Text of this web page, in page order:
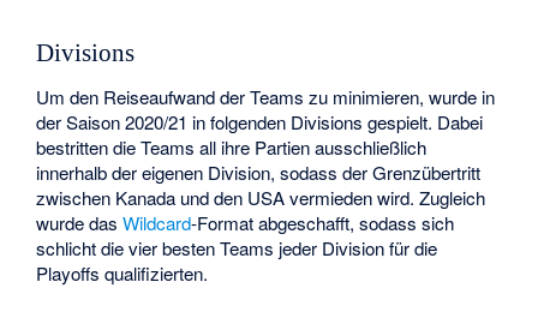
Divisions
Um den Reiseaufwand der Teams zu minimieren, wurde in
der Saison 2020/21 in folgenden Divisions gespielt. Dabei
bestritten die Teams all ihre Partien ausschließlich
innerhalb der eigenen Division, sodass der Grenzübertritt
zwischen Kanada und den USA vermieden wird. Zugleich
wurde dasWildcard-Format abgeschafft, sodass sich
schlicht die vier besten Teams jeder Division für die
Playoffs qualifizierten.